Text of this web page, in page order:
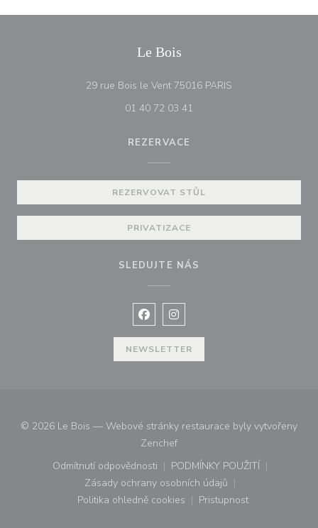
Le Bois
29 rue Bois le Vent 75016 PARIS
01 40 72 03 41
REZERVACE
REZERVOVAT STŮL
PRIVATIZACE
SLEDUJTE NÁS
Facebook ((otevře se v novém
Instagram ((otevře se v
NEWSLETTER
© 2026 Le Bois — Webové stránky restaurace byly vytvořeny
Zenchef((otevře se v novém okně))
Odmítnutí odpovědnosti
((otevře se v novém okně))
PODMÍNKY POUŽITÍ
((otevře se v novém
Zásady ochrany osobních údajů
((otevře se v novém okně))
Politika ohledně cookies
((otevře se v novém okně))
Pristupnost
((otevře se v novém